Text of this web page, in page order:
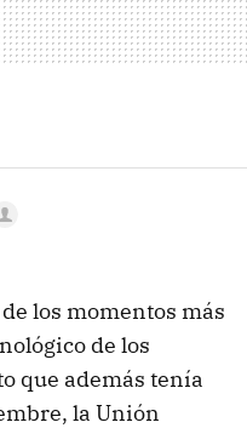
los momentos más
de los
que además tenía
la Unión